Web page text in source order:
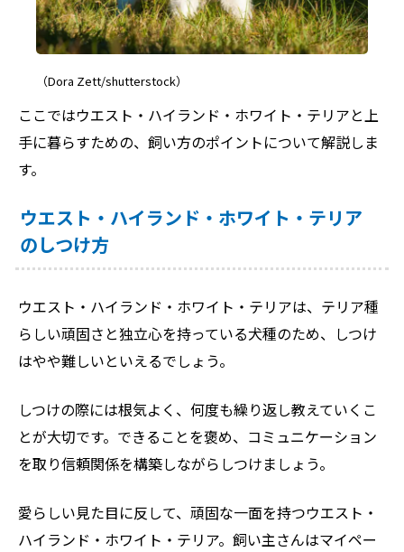
（Dora Zett/shutterstock）
ここではウエスト・ハイランド・ホワイト・テリアと上
手に暮らすための、飼い方のポイントについて解説しま
す。
ウエスト・ハイランド・ホワイト・テリア
のしつけ方
ウエスト・ハイランド・ホワイト・テリアは、テリア種
らしい頑固さと独立心を持っている犬種のため、しつけ
はやや難しいといえるでしょう。
しつけの際には根気よく、何度も繰り返し教えていくこ
とが大切です。できることを褒め、コミュニケーション
を取り信頼関係を構築しながらしつけましょう。
愛らしい見た目に反して、頑固な一面を持つウエスト・
ハイランド・ホワイト・テリア。飼い主さんはマイペー